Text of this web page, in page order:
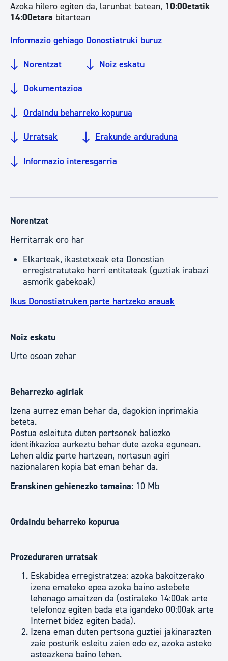
Azoka hilero egiten da, larunbat batean, 10:00etatik
14:00etara bitartean
Informazio gehiago Donostiatruki buruz
Norentzat Noiz eskatu
Dokumentazioa
Ordaindu beharreko kopurua
Urratsak Erakunde arduraduna
Informazio interesgarria
Norentzat
Herritarrak oro har
Elkarteak, ikastetxeak eta Donostian
erregistratutako herri entitateak (guztiak irabazi
asmorik gabekoak)
Ikus Donostiatruken parte hartzeko arauak
Noiz eskatu
Urte osoan zehar
Beharrezko agiriak
Izena aurrez eman behar da, dagokion inprimakia
beteta.
Postua esleituta duten pertsonek baliozko
identifikazioa aurkeztu behar dute azoka egunean.
Lehen aldiz parte hartzean, nortasun agiri
nazionalaren kopia bat eman behar da.
Eranskinen gehienezko tamaina: 10 Mb
Ordaindu beharreko kopurua
Prozeduraren urratsak
Eskabidea erregistratzea: azoka bakoitzerako
izena emateko epea azoka baino astebete
lehenago amaitzen da (ostiraleko 14:00ak arte
telefonoz egiten bada eta igandeko 00:00ak arte
Internet bidez egiten bada).
Izena eman duten pertsona guztiei jakinarazten
zaie posturik esleitu zaien edo ez, azoka asteko
asteazkena baino lehen.